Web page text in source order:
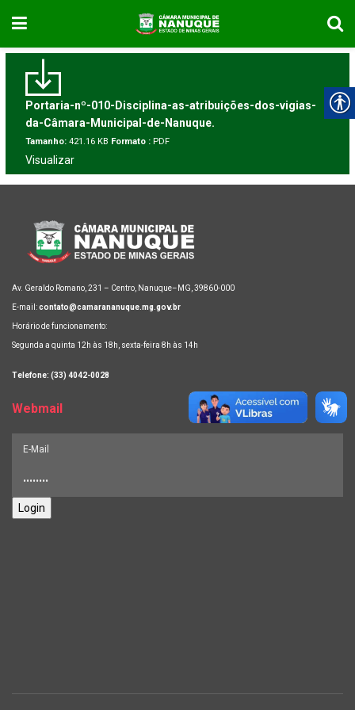
Portaria-nº-010-Disciplina-as-atribuições-dos-vigias-
da-Câmara-Municipal-de-Nanuque.
Tamanho: 421.16 KB Formato : PDF
Visualizar
Av. Geraldo Romano, 231 – Centro, Nanuque–MG, 39860-000
E-mail:contato@camarananuque.mg.gov.br
Horário de funcionamento:
Segunda a quinta 12h às 18h, sexta-feira 8h às 14h
Telefone: (33) 4042-0028
Webmail
Login